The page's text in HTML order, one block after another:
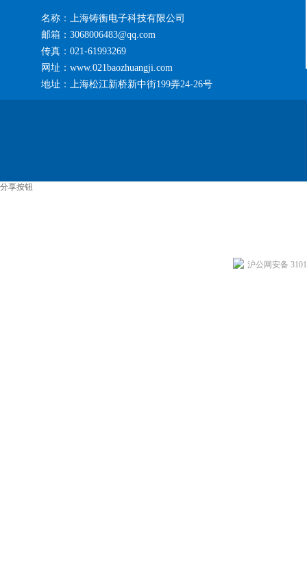
名称：上海铸衡电子科技有限公司
邮箱：3068006483@qq.com
传真：021-61993269
网址：www.021baozhuangji.com
地址：上海松江新桥新中街199弄24-26号
分享按钮
沪公网安备